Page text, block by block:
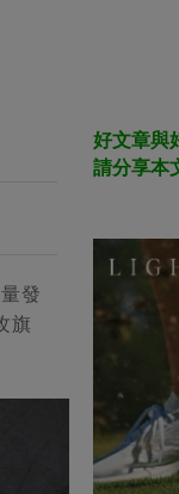
發
旗
好文章與
請分享本